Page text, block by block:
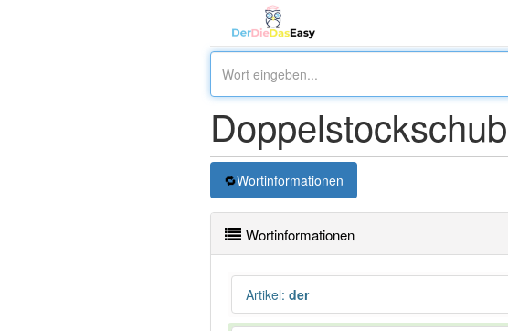
Wortinformationen
Wortinformationen
Artikel: der